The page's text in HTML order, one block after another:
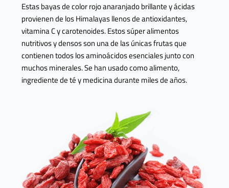
Estas bayas de color rojo anaranjado brillante y ácidas
provienen de los Himalayas llenos de antioxidantes,
vitamina C y carotenoides. Estos súper alimentos
nutritivos y densos son una de las únicas frutas que
contienen todos los aminoácidos esenciales junto con
muchos minerales. Se han usado como alimento,
ingrediente de té y medicina durante miles de años.